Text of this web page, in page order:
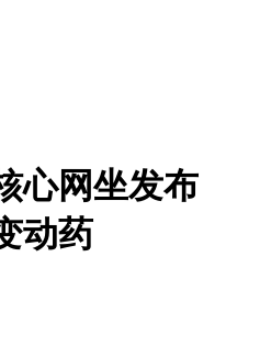
心网坐发布
动药